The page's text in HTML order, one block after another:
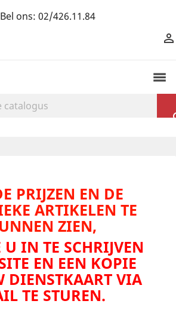
Bel ons: 02/426.11.84

PRIJZEN EN DE
ARTIKELEN TE
ZIEN,
U IN TE SCHRIJVEN
EN EEN KOPIE
DIENSTKAART VIA
TE STUREN.